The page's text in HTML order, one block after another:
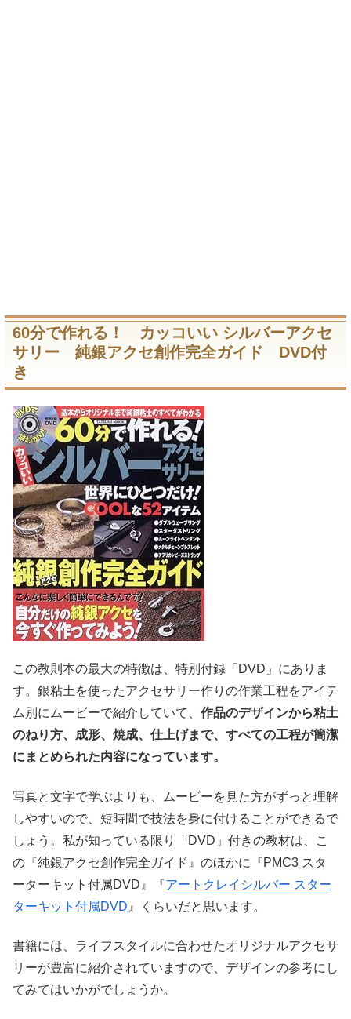
60分で作れる！ カッコいい シルバーアクセ
サリー 純銀アクセ創作完全ガイド DVD付
き
この教則本の最大の特徴は、特別付録「DVD」にありま
す。銀粘土を使ったアクセサリー作りの作業工程をアイテ
ム別にムービーで紹介していて、 作品のデザインから粘土
のねり方、成形、焼成、仕上げまで、すべての工程が簡潔
にまとめられた内容になっています。
写真と文字で学ぶよりも、ムービーを見た方がずっと理解
しやすいので、短時間で技法を身に付けることができるで
しょう。私が知っている限り「DVD」付きの教材は、こ
の『純銀アクセ創作完全ガイド』のほかに『PMC3 スタ
ーターキット付属DVD』『アートクレイシルバー スター
ターキット付属DVD 』くらいだと思います。
書籍には、ライフスタイルに合わせたオリジナルアクセサ
リーが豊富に紹介されていますので、デザインの参考にし
てみてはいかがでしょうか。